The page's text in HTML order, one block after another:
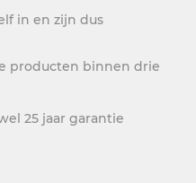
in en zijn dus
producten binnen drie
25 jaar garantie